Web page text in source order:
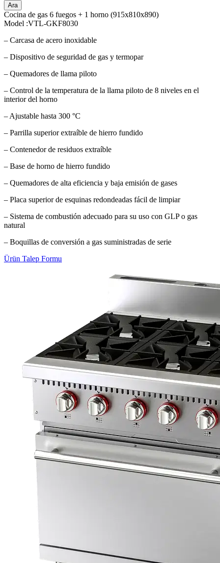
Ara
Cocina de gas 6 fuegos + 1 horno (915x810x890)
Model :VTL-GKF8030
– Carcasa de acero inoxidable
– Dispositivo de seguridad de gas y termopar
– Quemadores de llama piloto
– Control de la temperatura de la llama piloto de 8 niveles en el
interior del horno
– Ajustable hasta 300 °C
– Parrilla superior extraíble de hierro fundido
– Contenedor de residuos extraíble
– Base de horno de hierro fundido
– Quemadores de alta eficiencia y baja emisión de gases
– Placa superior de esquinas redondeadas fácil de limpiar
– Sistema de combustión adecuado para su uso con GLP o gas
natural
– Boquillas de conversión a gas suministradas de serie
Ürün Talep Formu